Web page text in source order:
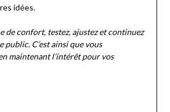
idées.
de confort, testez, ajustez et continuez
C’est ainsi que vous
maintenant l’intérêt pour vos